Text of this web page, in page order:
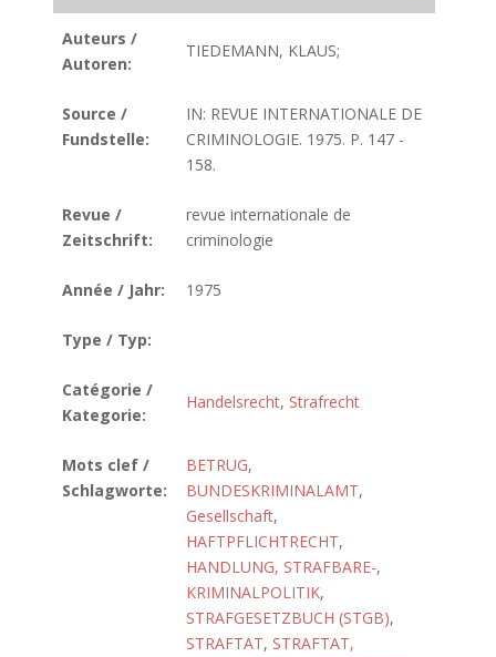
Auteurs /
Autoren:
TIEDEMANN, KLAUS;
Source /
Fundstelle:
IN: REVUE INTERNATIONALE DE
CRIMINOLOGIE. 1975. P. 147 -
158.
Revue /
Zeitschrift:
revue internationale de
criminologie
Année / Jahr: 1975
Type / Typ:
Catégorie /
Kategorie:
Handelsrecht, Strafrecht
Mots clef /
Schlagworte:
BETRUG,
BUNDESKRIMINALAMT,
Gesellschaft,
HAFTPFLICHTRECHT,
HANDLUNG, STRAFBARE-,
KRIMINALPOLITIK,
STRAFGESETZBUCH (STGB),
STRAFTAT, STRAFTAT,